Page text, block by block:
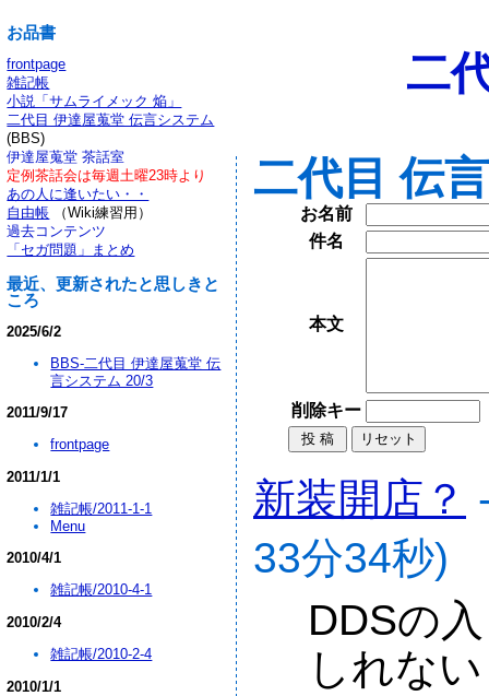
二
二代目 伝
お名前
件名
本文
削除キー
新装開店？
33分34秒)
DDSの
しれな
お品書
frontpage
雑記帳
小説「サムライメック 焔」
二代目 伊達屋蒐堂 伝言システム
(BBS)
伊達屋蒐堂 茶話室
定例茶話会は毎週土曜23時より
あの人に逢いたい・・
自由帳 （Wiki練習用）
過去コンテンツ
「セガ問題」まとめ
最近、更新されたと思しきと
ころ
2025/6/2
BBS-二代目 伊達屋蒐堂 伝
言システム 20/3
2011/9/17
frontpage
2011/1/1
雑記帳/2011-1-1
Menu
2010/4/1
雑記帳/2010-4-1
2010/2/4
雑記帳/2010-2-4
2010/1/1